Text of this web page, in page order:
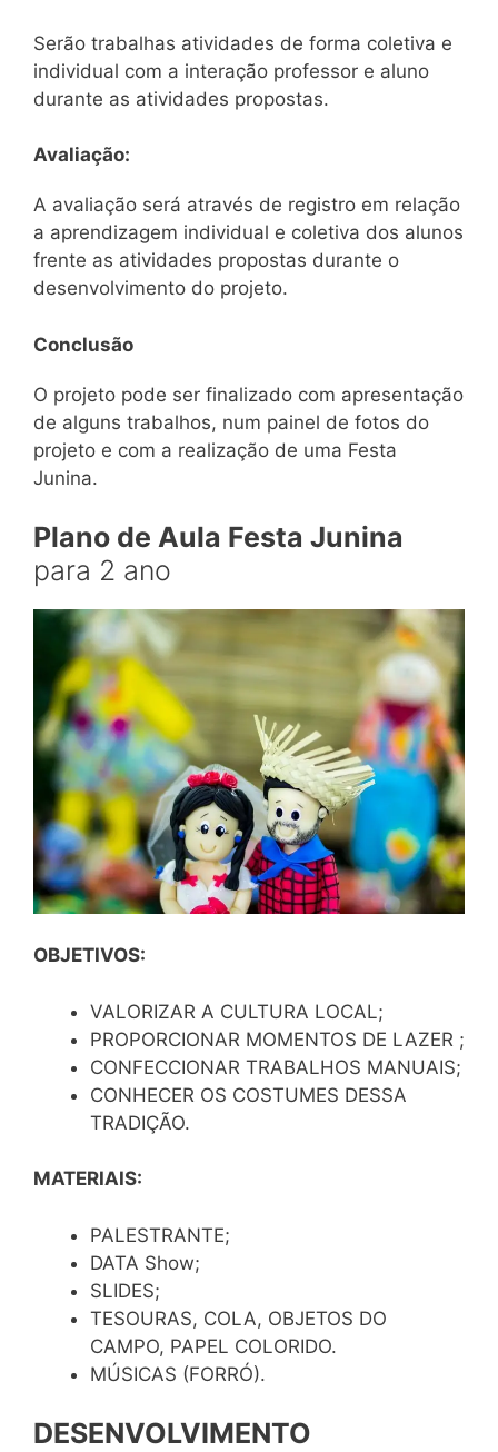
Serão trabalhas atividades de forma coletiva e
individual com a interação professor e aluno
durante as atividades propostas.
Avaliação:
A avaliação será através de registro em relação
a aprendizagem individual e coletiva dos alunos
frente as atividades propostas durante o
desenvolvimento do projeto.
Conclusão
O projeto pode ser finalizado com apresentação
de alguns trabalhos, num painel de fotos do
projeto e com a realização de uma Festa
Junina.
Plano de Aula Festa Junina
para 2 ano
OBJETIVOS:
VALORIZAR A CULTURA LOCAL;
PROPORCIONAR MOMENTOS DE LAZER ;
CONFECCIONAR TRABALHOS MANUAIS;
CONHECER OS COSTUMES DESSA
TRADIÇÃO.
MATERIAIS:
PALESTRANTE;
DATA Show;
SLIDES;
TESOURAS, COLA, OBJETOS DO
CAMPO, PAPEL COLORIDO.
MÚSICAS (FORRÓ).
DESENVOLVIMENTO